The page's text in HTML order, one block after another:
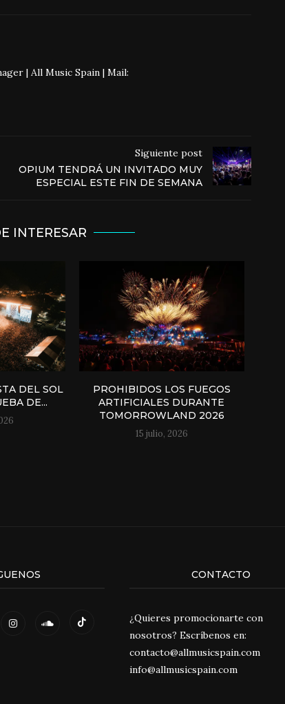
| All Music Spain | Mail:
Siguiente post
OPIUM TENDRÁ UN INVITADO MUY
ESPECIAL ESTE FIN DE SEMANA
INTERESAR
DEL SOL
DE...
PROHIBIDOS LOS FUEGOS
ARTIFICIALES DURANTE
TOMORROWLAND 2026
15 julio, 2026
CONTACTO
¿Quieres promocionarte con
nosotros? Escríbenos en:
contacto@allmusicspain.com
info@allmusicspain.com